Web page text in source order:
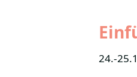
24.-